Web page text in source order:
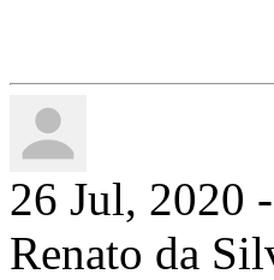
26 Jul, 2020
Renato da